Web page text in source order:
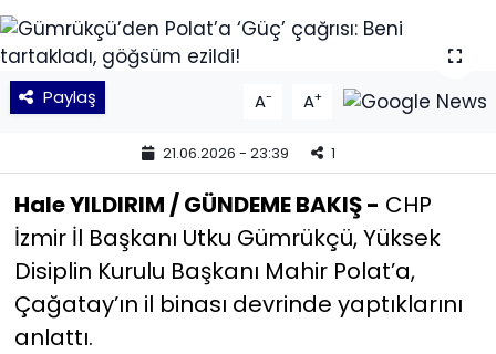
Paylaş A- A+
21.06.2026 - 23:39 1
Hale YILDIRIM / GÜNDEME BAKIŞ - CHP
İzmir İl Başkanı Utku Gümrükçü, Yüksek
Disiplin Kurulu Başkanı Mahir Polat’a,
Çağatay’ın il binası devrinde yaptıklarını
anlattı.
GÜNCEL
KÜLTÜR SANAT
SAĞLIK
Siyaset